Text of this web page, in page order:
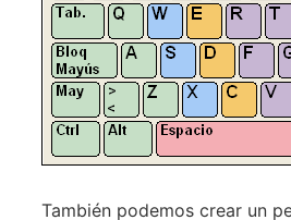
También podemos crear un